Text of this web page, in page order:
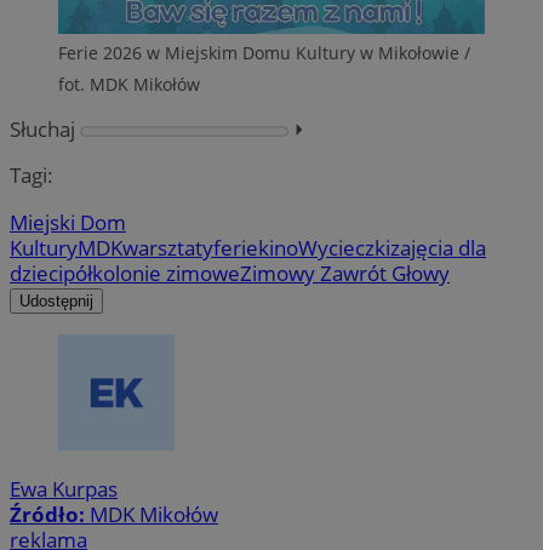
Ferie 2026 w Miejskim Domu Kultury w Mikołowie /
fot. MDK Mikołów
Słuchaj
⏵︎
Tagi:
Miejski Dom
KulturyMDKwarsztatyferiekinoWycieczkizajęcia dla
dziecipółkolonie zimoweZimowy Zawrót Głowy
Udostępnij
Ewa Kurpas
Źródło: MDK Mikołów
reklama